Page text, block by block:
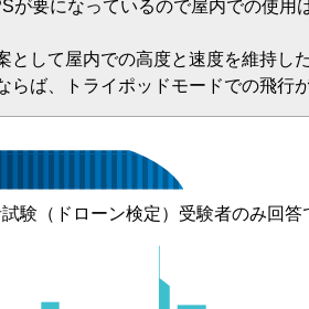
が要になっているので屋内での使用
として屋内での高度と速度を維持し
らば、トライポッドモードでの飛行
験（ドローン検定）受験者のみ回答